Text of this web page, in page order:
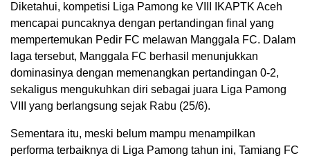
Diketahui, kompetisi Liga Pamong ke VIII IKAPTK Aceh
mencapai puncaknya dengan pertandingan final yang
mempertemukan Pedir FC melawan Manggala FC. Dalam
laga tersebut, Manggala FC berhasil menunjukkan
dominasinya dengan memenangkan pertandingan 0-2,
sekaligus mengukuhkan diri sebagai juara Liga Pamong
VIII yang berlangsung sejak Rabu (25/6).
Sementara itu, meski belum mampu menampilkan
performa terbaiknya di Liga Pamong tahun ini, Tamiang FC